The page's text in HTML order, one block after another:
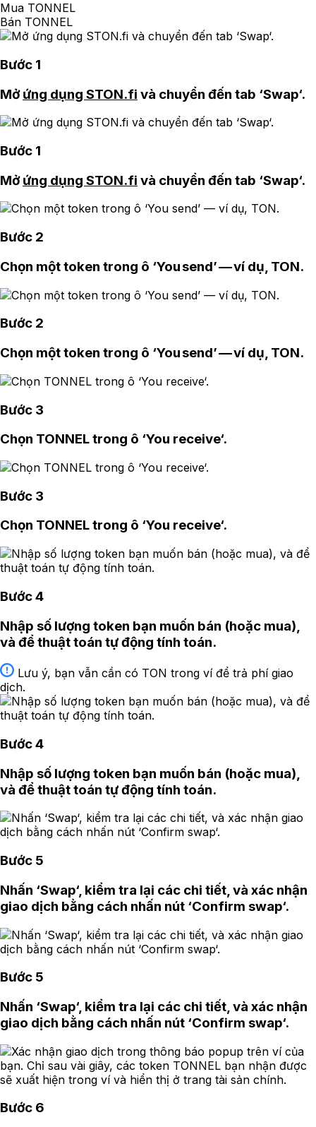
Mua TONNEL
Bán TONNEL
Bước 1
Mởứng dụng STON.fi và chuyển đến tab ‘Swap‘.
Bước 1
Mởứng dụng STON.fi và chuyển đến tab ‘Swap‘.
Bước 2
Chọn một token trong ô ‘You send’ — ví dụ, TON.
Bước 2
Chọn một token trong ô ‘You send’ — ví dụ, TON.
Bước 3
Chọn TONNEL trong ô ‘You receive‘.
Bước 3
Chọn TONNEL trong ô ‘You receive‘.
Bước 4
Nhập số lượng token bạn muốn bán (hoặc mua),
và để thuật toán tự động tính toán.
Lưu ý, bạn vẫn cần có TON trong ví để trả phí giao
dịch.
Bước 4
Nhập số lượng token bạn muốn bán (hoặc mua),
và để thuật toán tự động tính toán.
Bước 5
Nhấn ‘Swap‘, kiểm tra lại các chi tiết, và xác nhận
giao dịch bằng cách nhấn nút ‘Confirm swap‘.
Bước 5
Nhấn ‘Swap‘, kiểm tra lại các chi tiết, và xác nhận
giao dịch bằng cách nhấn nút ‘Confirm swap‘.
Bước 6